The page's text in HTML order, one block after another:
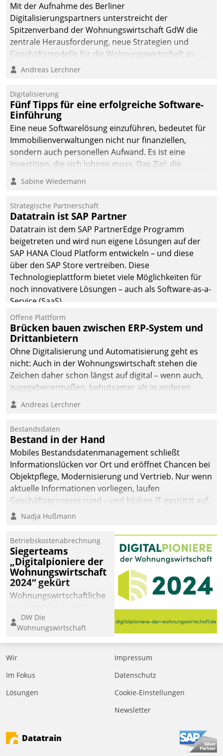
Mit der Aufnahme des Berliner
Digitalisierungspartners unterstreicht der
Spitzenverband der Wohnungswirtschaft GdW die
zentrale Herausforderung, neue Strategien und
Geschäftsmodelle für die Wohnungswirtschaft zu
entwickeln.
Andreas Lerchner
Digitalisierung
Fünf Tipps für eine erfolgreiche Software-
Einführung
Eine neue Softwarelösung einzuführen, bedeutet für
Immobilienverwaltungen nicht nur finanziellen,
sondern auch personellen Aufwand. Es ist eine
Investition, die sich lohnen muss. Das Ziel: die
nachhaltige Optimierung der Geschäftsabläufe. Damit
dieses Ziel erreicht wird, sollten einige Grundregeln
Sabine Wiedemann
Strategische Partnerschaft
Datatrain ist SAP Partner
Datatrain ist dem SAP PartnerEdge Programm
beigetreten und wird nun eigene Lösungen auf der
SAP HANA Cloud Platform entwickeln – und diese
über den SAP Store vertreiben. Diese
Technologieplattform bietet viele Möglichkeiten für
noch innovativere Lösungen – auch als Software-as-a-
Service (SaaS).
Offene Plattform
Brücken bauen zwischen ERP-System und
Drittanbietern
Ohne Digitalisierung und Automatisierung geht es
nicht: Auch in der Wohnungswirtschaft stehen die
Zeichen daher schon längst auf digital – wenn auch,
zugegebenermaßen, behutsamer als in anderen
Branchen.
Andreas Lerchner
Bestandsdaten
Bestand in der Hand
Mobiles Bestandsdatenmanagement schließt
Informationslücken vor Ort und eröffnet Chancen bei
Objektpflege, Modernisierung und Vertrieb. Nur wenn
aktuelle Informationen vorliegen, laufen
Geschäftsprozesse rund – und blühen IT-gestützt auf.
Nadja Hußmann
Betriebskostenabrechnung
Siegerteams
„Digitalpioniere der
Wohnungswirtschaft
2024“ gekürt
Wohnungswirtschaftliche
eine digitale Zukunft zu
finden, ist das Ziel des
Awards „Digitalpioniere
der
Bewerben können sich
dafür ein Team
DW Die
Wohnungswirtschaft
Wir
Im Fokus
Lösungen
Impressum
Datenschutz
Cookie-Einstellungen
Newsletter
Datatrain